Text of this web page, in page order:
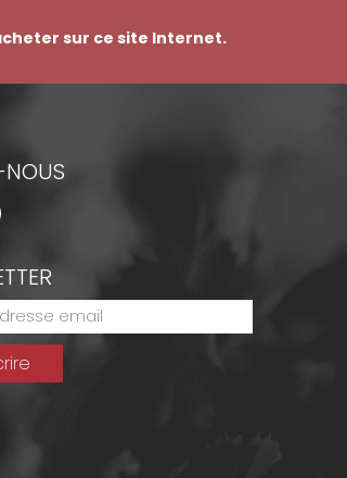
sur ce site Internet.